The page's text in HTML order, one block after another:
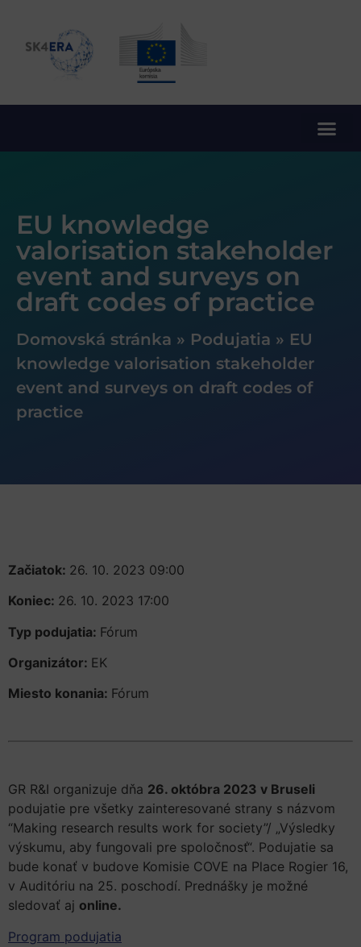
EU knowledge
valorisation stakeholder
event and surveys on
draft codes of practice
Domovská stránka » Podujatia » EU
knowledge valorisation stakeholder
event and surveys on draft codes of
practice
Začiatok: 26. 10. 2023 09:00
Koniec: 26. 10. 2023 17:00
Typ podujatia: Fórum
Organizátor: EK
Miesto konania: Fórum
GR R&I organizuje dňa 26. októbra 2023 v Bruseli
podujatie pre všetky zainteresované strany s názvom
“Making research results work for society”/ „Výsledky
výskumu, aby fungovali pre spoločnosť“. Podujatie sa
bude konať v budove Komisie COVE na Place Rogier 16,
v Auditóriu na 25. poschodí. Prednášky je možné
sledovať aj online.
Program podujatia